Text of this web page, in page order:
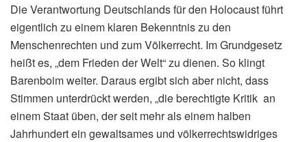
Die Verantwortung Deutschlands für den Holocaust führt
eigentlich zu einem klaren Bekenntnis zu den
Menschenrechten und zum Völkerrecht. Im Grundgesetz
heißt es, „dem Frieden der Welt“ zu dienen. So klingt
Barenboim weiter. Daraus ergibt sich aber nicht, dass
Stimmen unterdrückt werden, „die berechtigte Kritik an
einem Staat üben, der seit mehr als einem halben
Jahrhundert ein gewaltsames und völkerrechtswidriges